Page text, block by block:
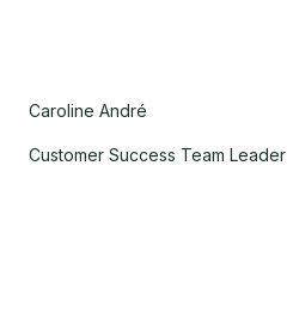
Caroline André
Customer Success Team Leader